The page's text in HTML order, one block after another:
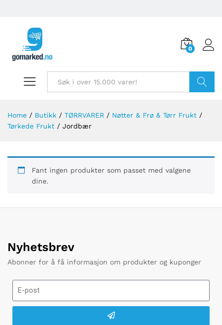
0
Home / Butikk / TØRRVARER / Nøtter & Frø & Tørr Frukt /
Tørkede Frukt / Jordbær
Fant ingen produkter som passet med valgene
dine.
Nyhetsbrev
Abonner for å få informasjon om produkter og kuponger